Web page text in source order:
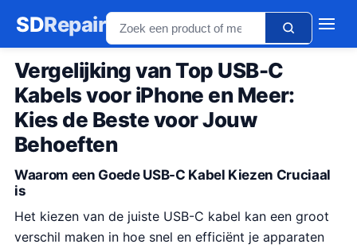
SDRepair
Vergelijking van Top USB-C
Kabels voor iPhone en Meer:
Kies de Beste voor Jouw
Behoeften
Waarom een Goede USB-C Kabel Kiezen Cruciaal
is
Het kiezen van de juiste USB-C kabel kan een groot
verschil maken in hoe snel en efficiënt je apparaten